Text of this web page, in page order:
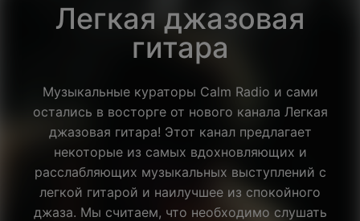
Легкая джазовая
гитара
Музыкальные кураторы Calm Radio и сами
остались в восторге от нового канала Легкая
джазовая гитара! Этот канал предлагает
некоторые из самых вдохновляющих и
расслабляющих музыкальных выступлений с
легкой гитарой и наилучшее из спокойного
джаза. Мы считаем, что необходимо слушать